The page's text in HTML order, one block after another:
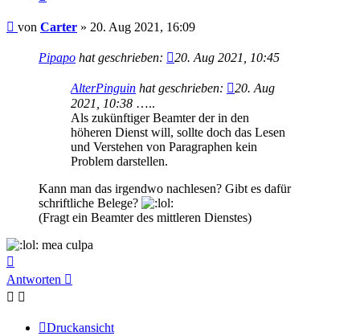
Beitrag
von Carter » 20. Aug 2021, 16:09
Pipapo hat geschrieben: 20. Aug 2021, 10:45
AlterPinguin hat geschrieben:
20. Aug
2021, 10:38 …..
Als zukünftiger Beamter der in den
höheren Dienst will, sollte doch das Lesen
und Verstehen von Paragraphen kein
Problem darstellen.
Kann man das irgendwo nachlesen? Gibt es dafür
schriftliche Belege?
(Fragt ein Beamter des mittleren Dienstes)
mea culpa
oben
Antworten
Druckansicht